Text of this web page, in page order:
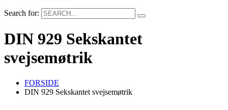
Search for:
DIN 929 Sekskantet
svejsemøtrik
FORSIDE
DIN 929 Sekskantet svejsemøtrik